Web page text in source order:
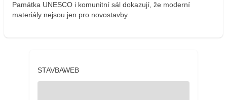
Památka UNESCO i komunitní sál dokazují, že moderní
materiály nejsou jen pro novostavby
STAVBAWEB